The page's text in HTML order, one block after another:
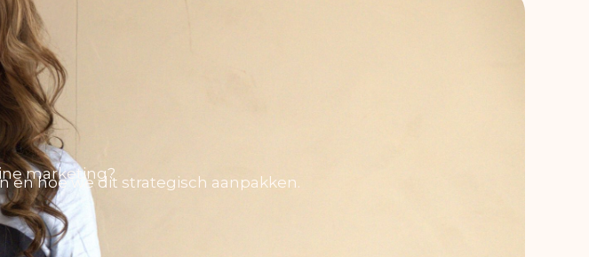
marketing?
en hoe we dit strategisch aanpakken.